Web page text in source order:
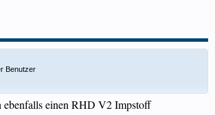
Benutzer
ebenfalls einen RHD V2 Impstoff